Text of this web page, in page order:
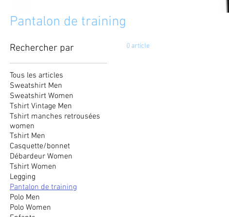
Pantalon de training
Rechercher par
Tous les articles
Sweatshirt Men
Sweatshirt Women
Tshirt Vintage Men
Tshirt manches retrousées
women
Tshirt Men
Casquette/bonnet
Débardeur Women
Tshirt Women
Legging
Pantalon de training
Polo Men
Polo Women
0 article